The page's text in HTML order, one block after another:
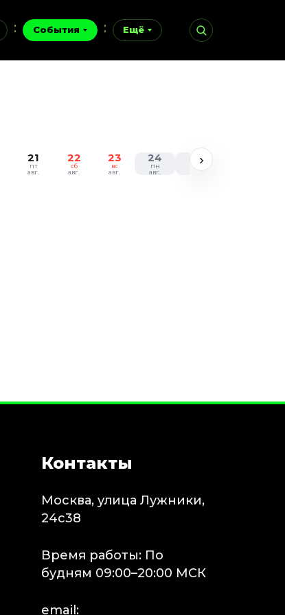
События Ещё
21
пт
авг.
22
сб
авг.
23
вс
авг.
24
пн
авг.
25
вт
авг.
›
Контакты
Москва, улица Лужники,
24с38
Время работы: По
будням 09:00–20:00 МСК
email: